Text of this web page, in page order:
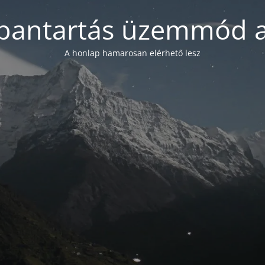
üzemmód
A honlap hamarosan elérhető lesz